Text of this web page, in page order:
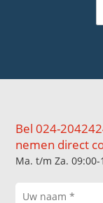
Bel 024-
nemen direct
Ma. t/m Za.